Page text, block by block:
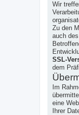
Wir
Zu den
auch
SSL-
dem
Im
eine
Ihrer